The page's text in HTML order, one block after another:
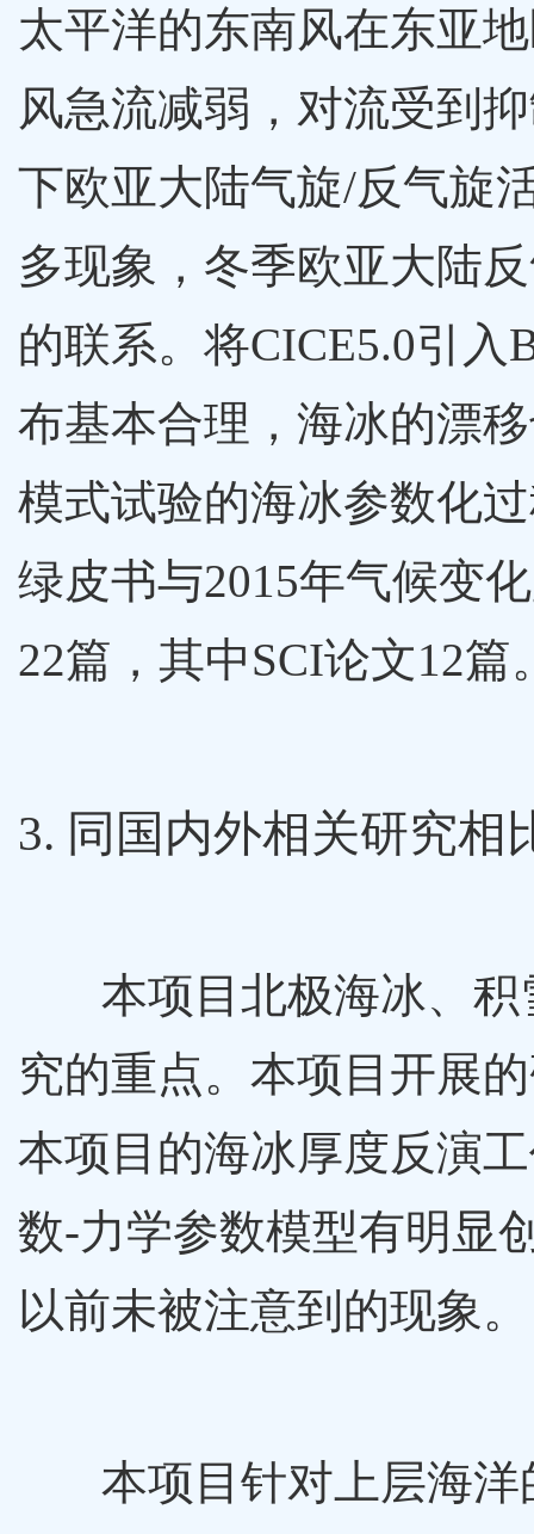
太平洋的东南风在东亚
风急流减弱，对流受到
下欧亚大陆气旋/反气旋
多现象，冬季欧亚大陆
的联系。将CICE5.0引
布基本合理，海冰的漂
模式试验的海冰参数化
绿皮书与2015年气候变
22篇，其中SCI论文12篇
3. 同国内外相关研究相
本项目北极海冰、
究的重点。本项目开展
本项目的海冰厚度反演
数-力学参数模型有明显
以前未被注意到的现象。
本项目针对上层海